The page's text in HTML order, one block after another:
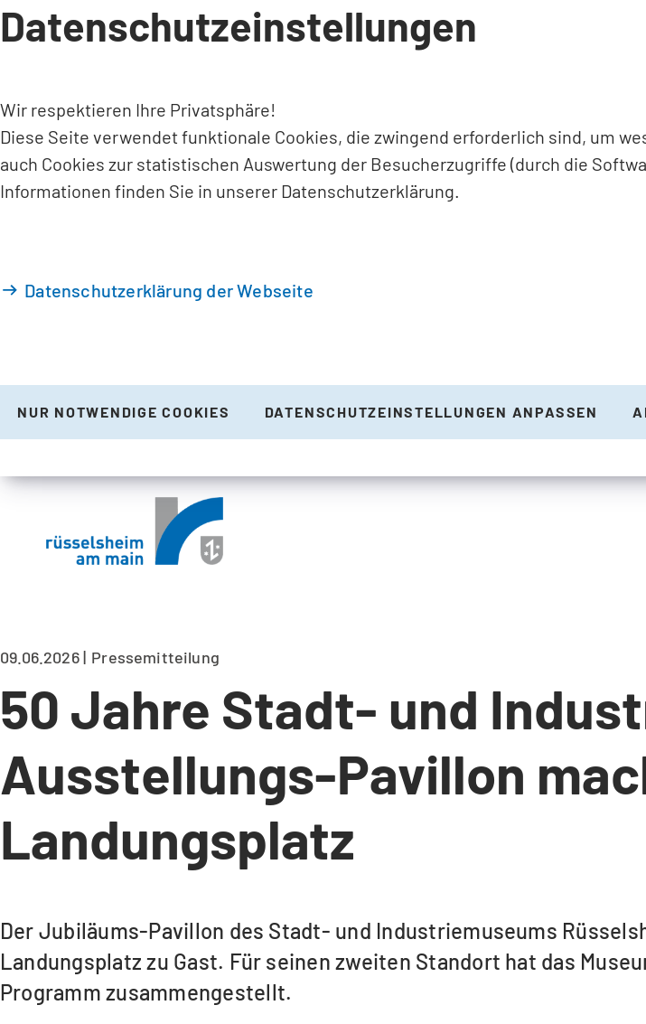
INHALT ANSPRINGEN
Datenschutzeinstellungen
Wir respektieren Ihre Privatsphäre!
Diese Seite verwendet funktionale Cookies, die zwingend erforderlich sind, um
auch Cookies zur statistischen Auswertung der Besucherzugriffe (durch die
Informationen finden Sie in unserer Datenschutzerklärung.
Datenschutzerklärung der Webseite
NUR NOTWENDIGE COOKIES DATENSCHUTZEINSTELLUNGEN ANPASSEN
09.06.2026 Pressemitteilung
50 Jahre Stadt- und
Ausstellungs-Pavillon
Landungsplatz
Der Jubiläums-Pavillon des Stadt- und Industriemuseums
Landungsplatz zu Gast. Für seinen zweiten Standort hat das
Programm zusammengestellt.